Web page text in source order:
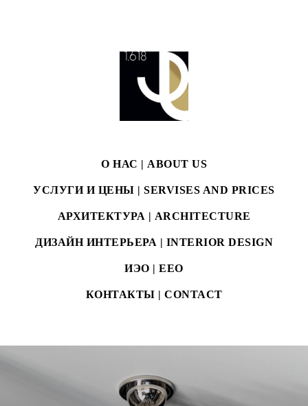
О НАС | ABOUT US
УСЛУГИ И ЦЕНЫ | SERVISES AND PRICES
АРХИТЕКТУРА | ARCHITECTURE
ДИЗАЙН ИНТЕРЬЕРА | INTERIOR DESIGN
ИЭО | EEO
КОНТАКТЫ | CONTACT